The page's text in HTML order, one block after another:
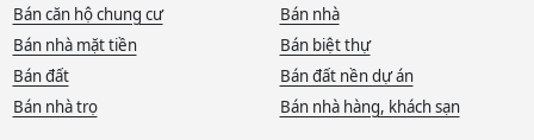
Bán căn hộ chung cư
Bán nhà
Bán nhà mặt tiền
Bán biệt thự
Bán đất
Bán đất nền dự án
Bán nhà trọ
Bán nhà hàng, khách sạn